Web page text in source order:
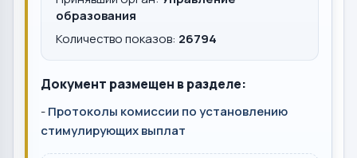
образования
Количество показов: 26794
Документ размещен в разделе:
-Протоколы комиссии по установлению
стимулирующих выплат